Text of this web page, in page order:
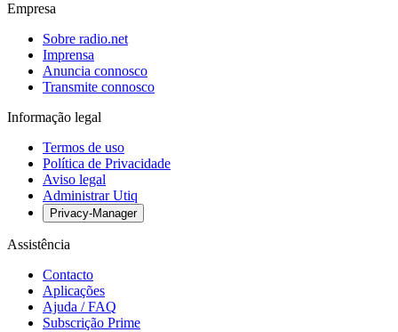
Empresa
Sobre radio.net
Imprensa
Anuncia connosco
Transmite connosco
Informação legal
Termos de uso
Política de Privacidade
Aviso legal
Administrar Utiq
Privacy-Manager
Assistência
Contacto
Aplicações
Ajuda / FAQ
Subscrição Prime